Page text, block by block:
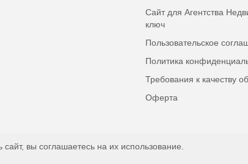
Сайт для Агентства
ключ
Пользовательское
Политика
Требования к качеству
Оферта
вы соглашаетесь на их использование.